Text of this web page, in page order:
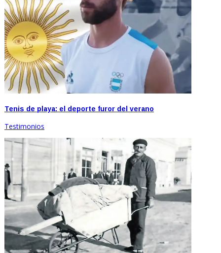
Tenis de playa: el deporte furor del verano
Testimonios